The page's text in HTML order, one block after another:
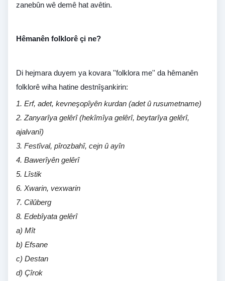
zanebûn wê demê hat avêtin.
Hêmanên folklorê çi ne?
Di hejmara duyem ya kovara ''folklora me'' da hêmanên
folklorê wiha hatine destnîşankirin:
1. Erf, adet, kevneşopîyên kurdan (adet û rusumetname)
2. Zanyarîya gelêrî (hekîmîya gelêrî, beytarîya gelêrî,
ajalvanî)
3. Festîval, pîrozbahî, cejn û ayîn
4. Bawerîyên gelêrî
5. Lîstik
6. Xwarin, vexwarin
7. Cilûberg
8. Edebîyata gelêrî
a) Mît
b) Efsane
c) Destan
d) Çîrok